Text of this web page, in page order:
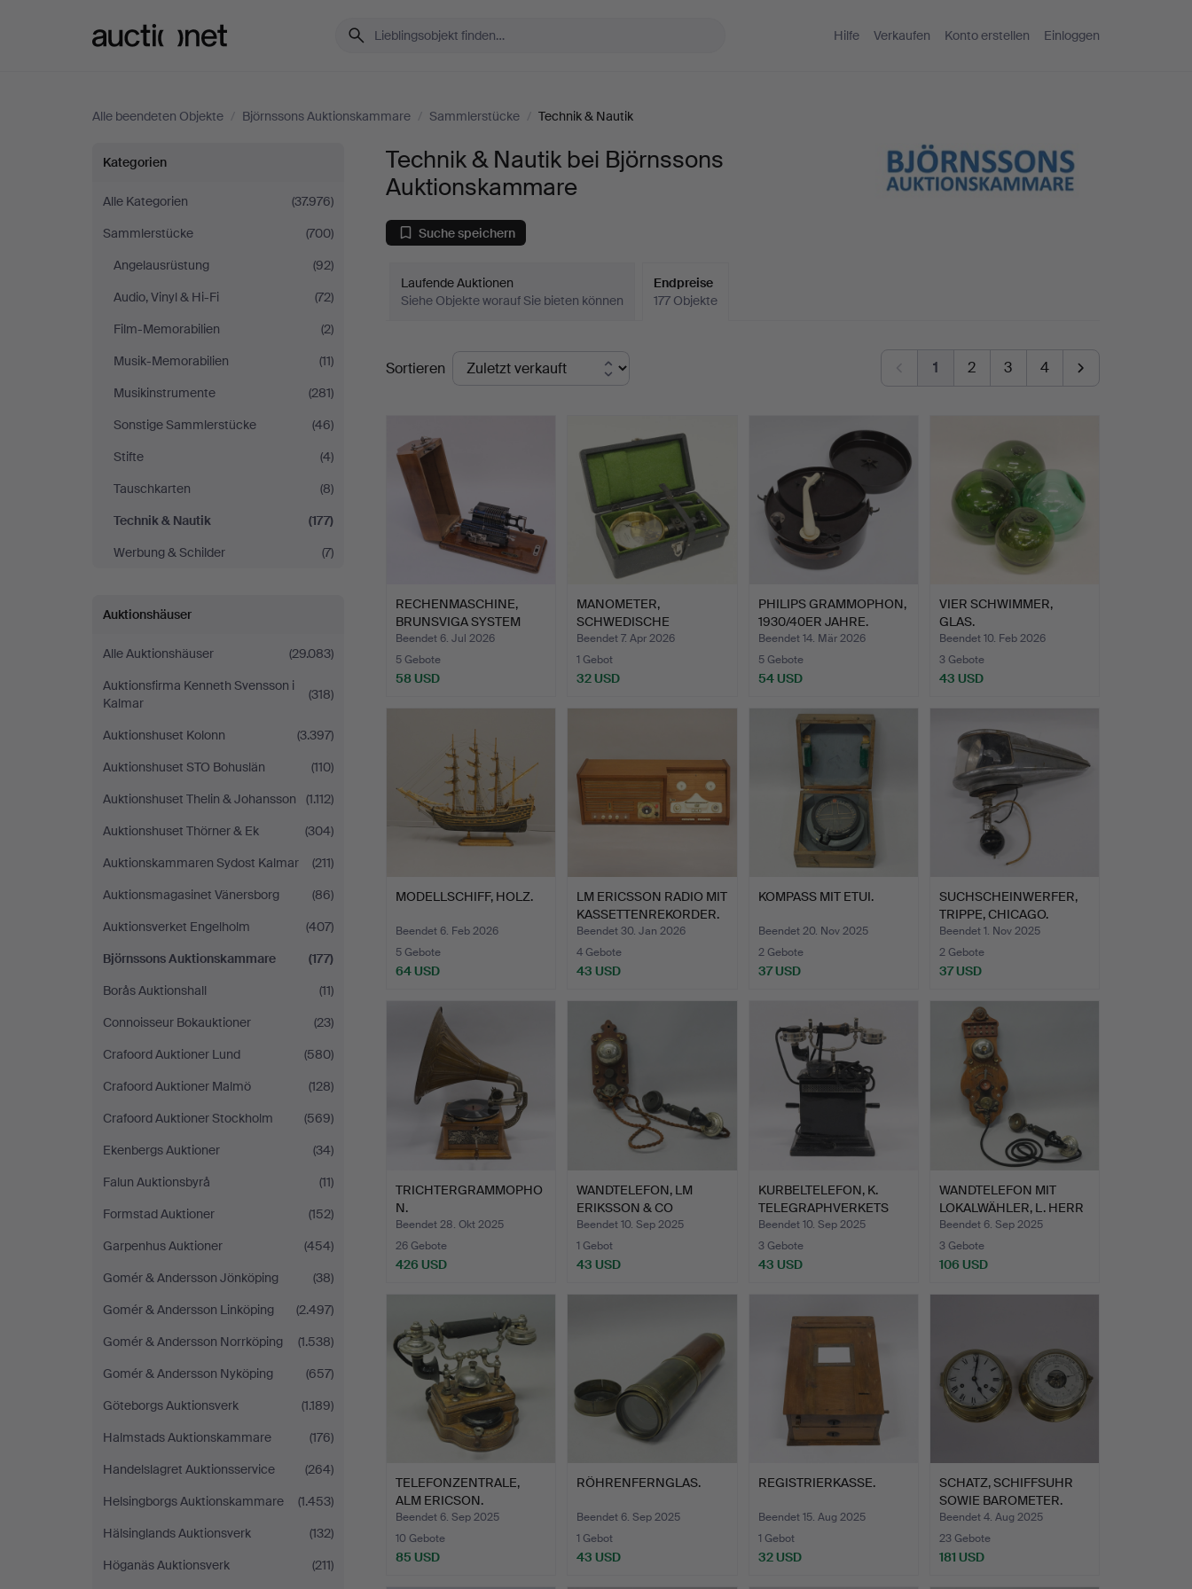
Hilfe Verkaufen Konto erstellen Einloggen
Alle beendeten Objekte / Björnssons Auktionskammare / Sammlerstücke / Technik & Nautik
Technik
&
Nautik
bei
Björnssons
Auktionskammare
Kategorien
Alle Kategorien
(37.976)
Sammlerstücke
(700)
Angelausrüstung
(92)
Audio, Vinyl & Hi-Fi
(72)
Film-Memorabilien
(2)
Musik-Memorabilien
(11)
Musikinstrumente
(281)
Sonstige Sammlerstücke
(46)
Stifte
(4)
Tauschkarten
(8)
Technik & Nautik
(177)
Werbung & Schilder
(7)
Auktionshäuser
Alle Auktionshäuser
(29.083)
Auktionsfirma Kenneth Svensson i
Kalmar
(318)
Auktionshuset Kolonn
(3.397)
Auktionshuset STO Bohuslän
(110)
Auktionshuset Thelin & Johansson
(1.112)
Auktionshuset Thörner & Ek
(304)
Auktionskammaren Sydost Kalmar
(211)
Auktionsmagasinet Vänersborg
(86)
Auktionsverket Engelholm
(407)
Björnssons Auktionskammare
(177)
Borås Auktionshall
(11)
Connoisseur Bokauktioner
(23)
Crafoord Auktioner Lund
(580)
Crafoord Auktioner Malmö
(128)
Crafoord Auktioner Stockholm
(569)
Ekenbergs Auktioner
(34)
Falun Auktionsbyrå
(11)
Formstad Auktioner
(152)
Garpenhus Auktioner
(454)
Gomér & Andersson Jönköping
(38)
Gomér & Andersson Linköping
(2.497)
Gomér & Andersson Norrköping
(1.538)
Gomér & Andersson Nyköping
(657)
Göteborgs Auktionsverk
(1.189)
Halmstads Auktionskammare
(176)
Handelslagret Auktionsservice
(264)
Helsingborgs Auktionskammare
(1.453)
Hälsinglands Auktionsverk
(132)
Höganäs Auktionsverk
(211)
Technik & Nautik bei Björnssons
Auktionskammare
Suche speichern
Laufende Auktionen
Siehe Objekte worauf Sie bieten können
Endpreise
177 Objekte
Endpreise
Sortieren 1 2 3 4
RECHENMASCHINE,
BRUNSVIGA SYSTEM
TRINKS, G…
Beendet 6. Jul 2026
5 Gebote
58 USD
MANOMETER,
SCHWEDISCHE
MANOMETERFABRIK.
Beendet 7. Apr 2026
1 Gebot
32 USD
PHILIPS GRAMMOPHON,
1930/40ER JAHRE.
Beendet 14. Mär 2026
5 Gebote
54 USD
VIER SCHWIMMER,
GLAS.
Beendet 10. Feb 2026
3 Gebote
43 USD
MODELLSCHIFF, HOLZ.
Beendet 6. Feb 2026
5 Gebote
64 USD
LM ERICSSON RADIO MIT
KASSETTENREKORDER.
Beendet 30. Jan 2026
4 Gebote
43 USD
KOMPASS MIT ETUI.
Beendet 20. Nov 2025
2 Gebote
37 USD
SUCHSCHEINWERFER,
TRIPPE, CHICAGO.
Beendet 1. Nov 2025
2 Gebote
37 USD
TRICHTERGRAMMOPHO
N.
Beendet 28. Okt 2025
26 Gebote
426 USD
WANDTELEFON, LM
ERIKSSON & CO
STOCKHOLM.
Beendet 10. Sep 2025
1 Gebot
43 USD
KURBELTELEFON, K.
TELEGRAPHVERKETS
VERKSTA…
Beendet 10. Sep 2025
3 Gebote
43 USD
WANDTELEFON MIT
LOKALWÄHLER, L. HERR
ERICS…
Beendet 6. Sep 2025
3 Gebote
106 USD
TELEFONZENTRALE,
ALM ERICSON.
Beendet 6. Sep 2025
10 Gebote
85 USD
RÖHRENFERNGLAS.
Beendet 6. Sep 2025
1 Gebot
43 USD
REGISTRIERKASSE.
Beendet 15. Aug 2025
1 Gebot
32 USD
SCHATZ, SCHIFFSUHR
SOWIE BAROMETER.
Beendet 4. Aug 2025
23 Gebote
181 USD